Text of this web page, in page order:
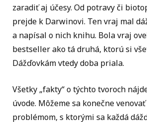
zaradiť aj účesy. Od potravy či
prejde k Darwinovi. Ten vraj mal
a napísal o nich knihu. Bola vraj
bestseller ako tá druhá, ktorú si
Dážďovkám vtedy doba priala.
Všetky „fakty“ o týchto tvoroch
úvode. Môžeme sa konečne
problémom, s ktorými sa každá